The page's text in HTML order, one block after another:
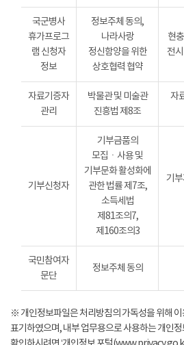
국군병사
휴가프로그
램 신청자
정보
정보주체 동의,
나라사랑
정신함양을 위한
상호협력 협약
현
전
자료기증자
관리
박물관 및 미술관
진흥법 제8조
자
기부신청자
기부금품의
모집ㆍ사용 및
기부문화 활성화에
관한 법률 제7조,
소득세법
제81조의7,
제160조의3
기
국민참여자
문단
정보주체 동의
※ 개인정보파일은 처리방침의 가독성을 위해
표기하였으며, 내부 업무용으로 사용하는 개인